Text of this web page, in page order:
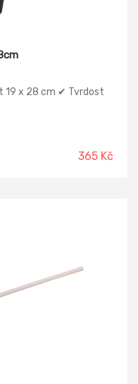
19 x 28 cm ✔ Tvrdost
365 Kč